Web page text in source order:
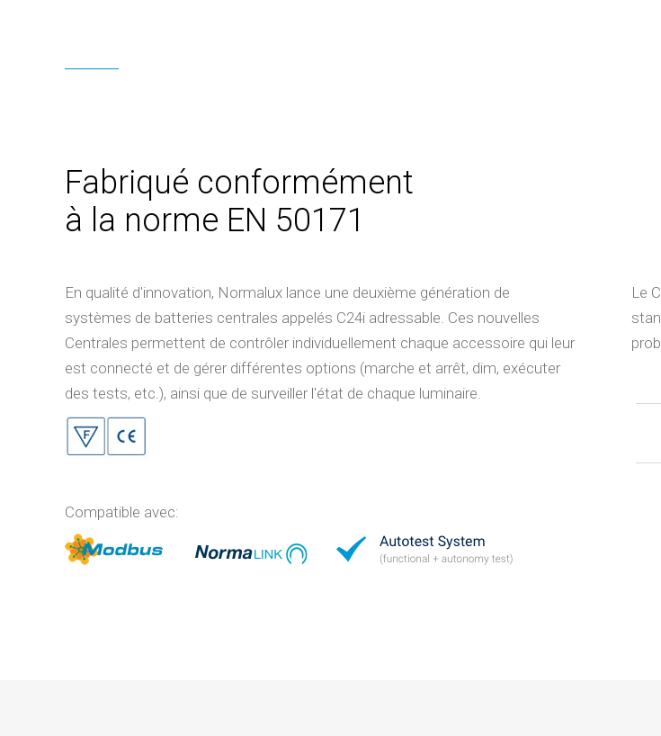
Fabriqué conformément
à la norme EN 50171
En qualité d'innovation, Normalux lance une deuxième génération de
systèmes de batteries centrales appelés C24i adressable. Ces nouvelles
Centrales permettent de contrôler individuellement chaque accessoire qui leur
est connecté et de gérer différentes options (marche et arrêt, dim, exécuter
des tests, etc.), ainsi que de surveiller l'état de chaque luminaire.
Compatible avec:
Le